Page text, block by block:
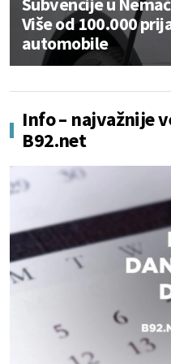
Više od 100.000
automobile
Info – najvažnije
B92.net